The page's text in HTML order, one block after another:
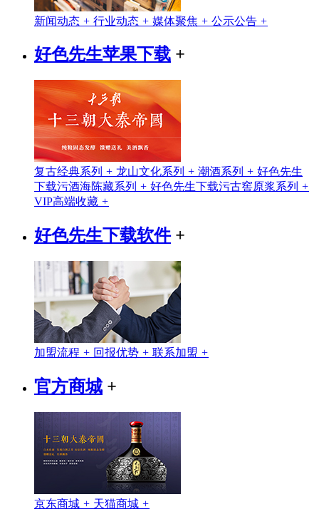
新闻动态 + 行业动态 + 媒体聚焦 + 公示公告 +
好色先生苹果下载 +
复古经典系列 + 龙山文化系列 + 潮酒系列 + 好色先生
下载污酒海陈藏系列 + 好色先生下载污古窖原浆系列 +
VIP高端收藏 +
好色先生下载软件+
加盟流程 + 回报优势 + 联系加盟 +
官方商城 +
京东商城 + 天猫商城 +